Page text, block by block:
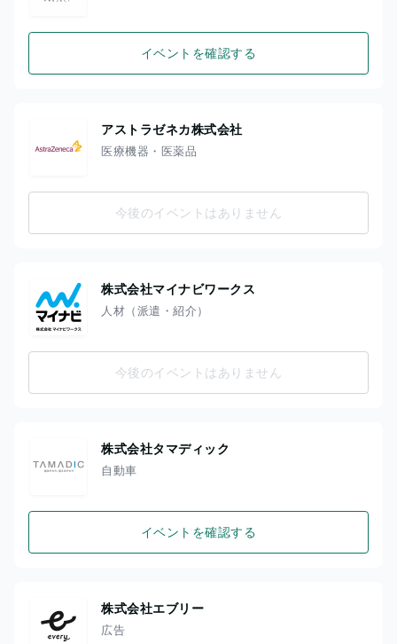
イベントを確認する
アストラゼネカ株式会社
医療機器・医薬品
今後のイベントはありません
株式会社マイナビワークス
人材（派遣・紹介）
今後のイベントはありません
株式会社タマディック
自動車
イベントを確認する
株式会社エブリー
広告